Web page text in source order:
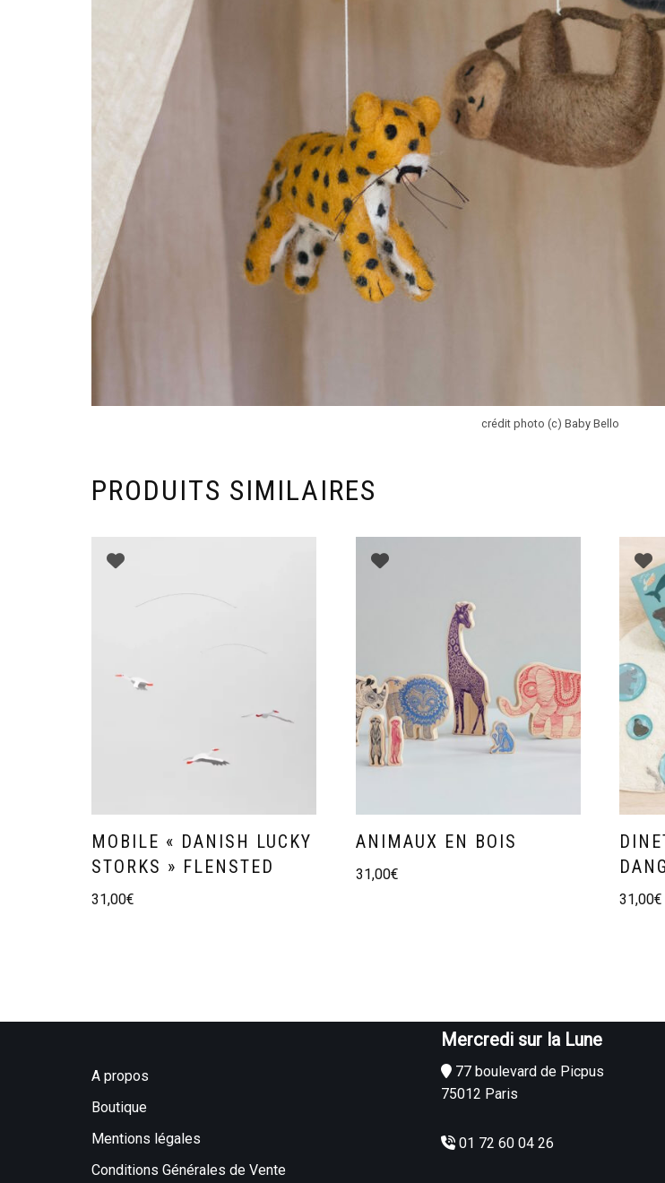
crédit photo (c) Baby Bello
PRODUITS SIMILAIRES
MOBILE « DANISH LUCKY
STORKS » FLENSTED
31,00€
ANIMAUX EN BOIS
31,00€
31,00€
A propos
Boutique
Mentions légales
Conditions Générales de Vente
Mercredi sur la Lune
77 boulevard de Picpus
75012 Paris
01 72 60 04 26